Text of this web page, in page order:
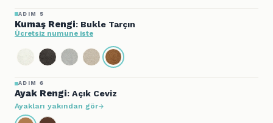
ADIM 5
Kumaş Rengi: Bukle Tarçın
Ücretsiz numune iste
ADIM 6
Ayak Rengi: Açık Ceviz
Ayakları yakından gör